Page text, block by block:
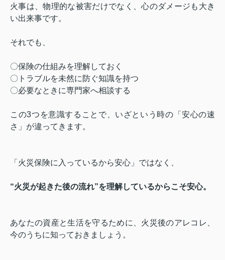
火事は、物理的な被害だけでなく、心のダメージも大き
い出来事です。
それでも、
〇保険の仕組みを理解しておく
〇トラブルを未然に防ぐ知識を持つ
〇必要なときに専門家へ相談する
この3つを意識することで、いざという時の「安心の速
さ」が違ってきます。
「火災保険に入っているから安心」ではなく、
“火災が起きた後の流れ”を理解しているからこそ安心。
あなたの資産と生活を守るために、 火災後のアレコレ、
今のうちに知っておきましょう。